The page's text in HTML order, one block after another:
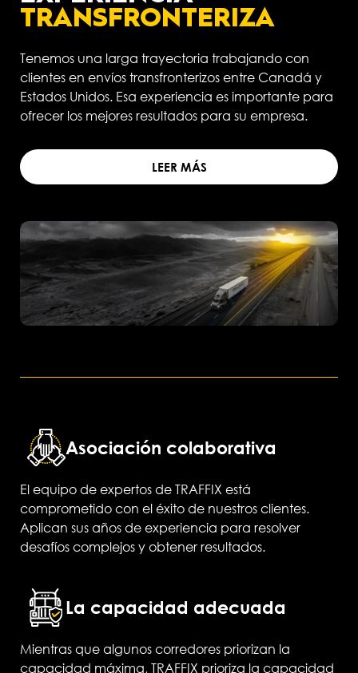
TRANSFRONTERIZA
Tenemos una larga trayectoria trabajando con
clientes en envíos transfronterizos entre Canadá y
Estados Unidos. Esa experiencia es importante para
ofrecer los mejores resultados para su empresa.
LEER MÁS
Asociación colaborativa
El equipo de expertos de TRAFFIX está
comprometido con el éxito de nuestros clientes.
Aplican sus años de experiencia para resolver
desafíos complejos y obtener resultados.
La capacidad adecuada
Mientras que algunos corredores priorizan la
capacidad máxima, TRAFFIX prioriza la capacidad